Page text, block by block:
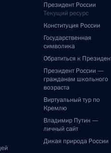
Президент России
Текущий ресурс
Конституция России
Государственная
символика
Обратиться к
Президент России —
гражданам школьного
возраста
Виртуальный тур по
Кремлю
Владимир Путин —
личный сайт
Дикая природа России